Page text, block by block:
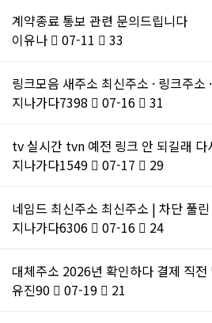
계약종료 통보 관련 문의드립니다
이유나
07-11 33
링크모음 새주소 최신주소 · 링크주
지나가다7398
07-16 31
tv 실시간 tvn 예전 링크 안 되길래
지나가다1549
07-17 29
네임드 최신주소 최신주소 | 차단 풀
지나가다6306
07-16 24
대체주소 2026년 확인하다 결제 직전
유진90
07-19 21